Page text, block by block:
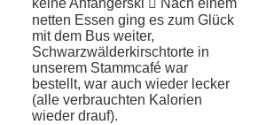
keine Anfängerski  Nach einem
netten Essen ging es zum Glück
mit dem Bus weiter,
Schwarzwälderkirschtorte in
unserem Stammcafé war
bestellt, war auch wieder lecker
(alle verbrauchten Kalorien
wieder drauf).